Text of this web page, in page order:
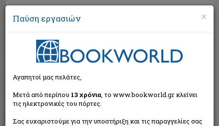
Αναζήτηση
×
Παύση εργασιών
Αγαπητοί μας πελάτες,
Μετά από περίπου 13 χρόνια, το www.bookworld.gr κλείνει
τις ηλεκτρονικές του πόρτες.
Σας ευχαριστούμε για την υποστήριξη και τις παραγγελίες σας